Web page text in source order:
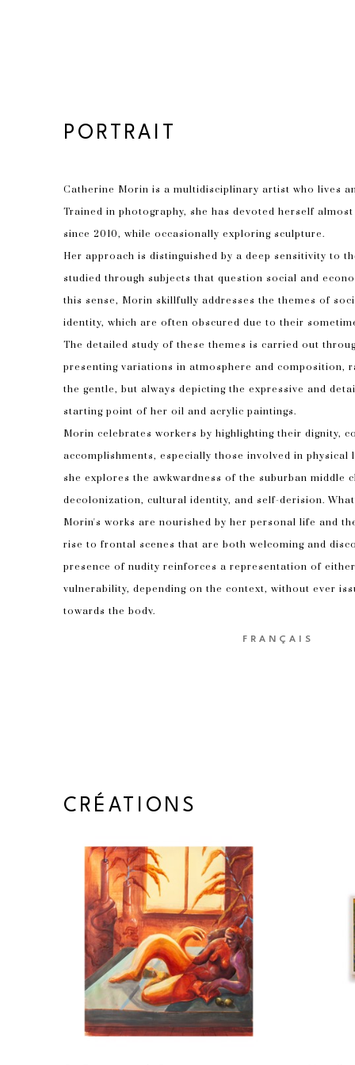
PORTRAIT
Catherine Morin is a multidisciplinary artist who lives
Trained in photography, she has devoted herself
since 2010, while occasionally exploring sculpture.
Her approach is distinguished by a deep sensitivity to
studied through subjects that question social and
this sense, Morin skillfully addresses the themes of
identity, which are often obscured due to their
The detailed study of these themes is carried out
presenting variations in atmosphere and composition,
the gentle, but always depicting the expressive and
starting point of her oil and acrylic paintings.
Morin celebrates workers by highlighting their dignity,
accomplishments, especially those involved in physical
she explores the awkwardness of the suburban middle
decolonization, cultural identity, and self-derision.
Morin's works are nourished by her personal life and
rise to frontal scenes that are both welcoming and
presence of nudity reinforces a representation of
vulnerability, depending on the context, without ever
towards the body.
Morin's art is not rhetorical: at its sharpest, she is
Son approche se distingue par une sensibilité profonde
humaine, étudiée à travers des sujets qui interrogent
classe sociale, de la culture et de l'identité, souvent
nature parfois dérangeante. L'étude détaillée de ces
diverses séries présentant des variations d'ambiance
parodique au doux, mais toujours en brossant des
qui incarnent le point de départ de ses tableaux réalisés
Morin célèbre tantôt les travailleurs, en mettant en
courage et leurs accomplissements, en particulier ceux
physique. L’instant d’après, elle explore les
FRANÇAIS
CRÉATIONS